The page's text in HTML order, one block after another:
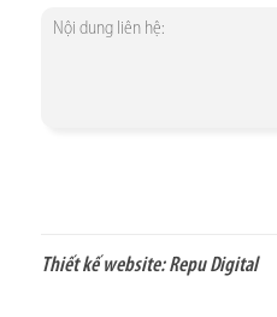
Thiết kế website:Repu Digital